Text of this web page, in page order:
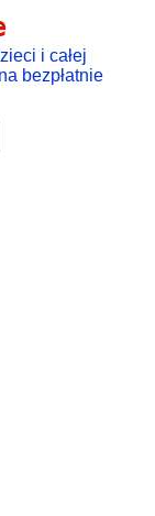
i całej
bezpłatnie